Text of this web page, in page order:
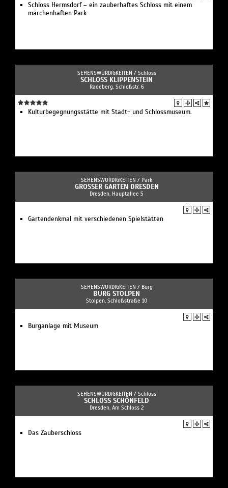
Schloss Hermsdorf – ein zauberhaftes Schloss mit einem
märchenhaften Park
SEHENSWÜRDIGKEITEN / Schloss
SCHLOSS KLIPPENSTEIN
Radeberg, Schloßstr. 6
Kulturbegegnungsstätte mit Stadt- und Schlossmuseum.
SEHENSWÜRDIGKEITEN / Park
GROSSER GARTEN DRESDEN
Dresden, Hauptallee 5
Gartendenkmal mit verschiedenen Spielstätten
SEHENSWÜRDIGKEITEN / Burg
BURG STOLPEN
Stolpen, Schloßstraße 10
Burganlage mit Museum
SEHENSWÜRDIGKEITEN / Schloss
SCHLOSS SCHÖNFELD
Dresden, Am Schloss 2
Das Zauberschloss